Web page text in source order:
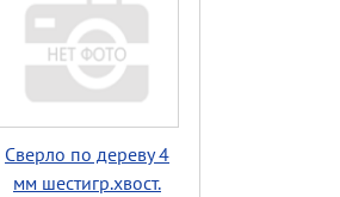
Сверло по дереву 4
мм шестигр.хвост.